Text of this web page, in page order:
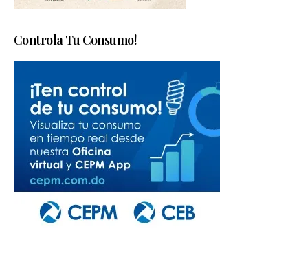
Controla Tu Consumo!